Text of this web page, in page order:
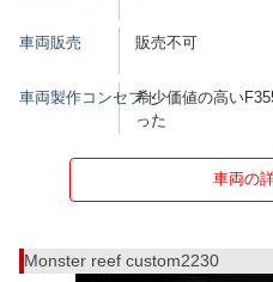
車両販売 販売不可
車両製作コンセプト希少価値の高い
った
車両の
Monster reef custom2230